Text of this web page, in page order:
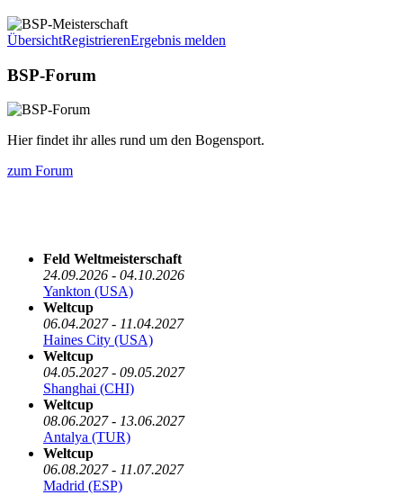
ÜbersichtRegistrierenErgebnis melden
BSP-Forum
Hier findet ihr alles rund um den Bogensport.
zum Forum
Feld Weltmeisterschaft
24.09.2026 - 04.10.2026
Yankton (USA)
Weltcup
06.04.2027 - 11.04.2027
Haines City (USA)
Weltcup
04.05.2027 - 09.05.2027
Shanghai (CHI)
Weltcup
08.06.2027 - 13.06.2027
Antalya (TUR)
Weltcup
06.08.2027 - 11.07.2027
Madrid (ESP)